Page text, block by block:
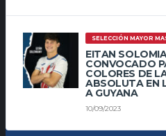
SELECCIÓN MAYOR
EITAN
CONVOCADO
COLORES DE
ABSOLUTA EN
A GUYANA
10/09/2023